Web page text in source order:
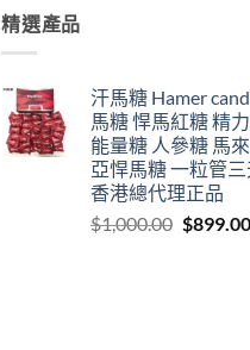
精選產品
汗馬糖 Hamer
馬糖 悍馬紅糖 精
能量糖 人參糖 馬
亞悍馬糖 一粒管
香港總代理正品
$1,000.00 Original
$899.00